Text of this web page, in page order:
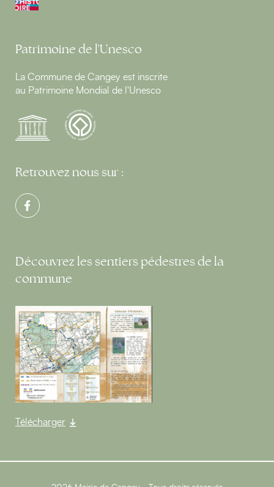
Patrimoine de l'Unesco
La Commune de Cangey est inscrite
au Patrimoine Mondial de l'Unesco
Retrouvez nous sur :
Découvrez les sentiers pédestres de la
commune
Télécharger